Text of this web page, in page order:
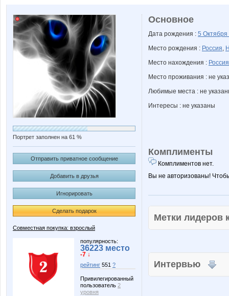
Портрет заполнен на 61 %
Отправить приватное сообщение
Добавить в друзья
Игнорировать
Сделать подарок
Совместная покупка: взрослый
популярность:
36223 место
-7 ↓
рейтинг 551 ?
Привилегированный
пользователь 2
уровня
Основное
Дата рождения : 5 Октября
Место рождения : Россия,
Место нахождения : Россия
Место проживания : не
Любимые места : не
Интересы : не указаны
Комплименты
Комплиментов нет.
Вы не авторизованы!
Метки
Интервью